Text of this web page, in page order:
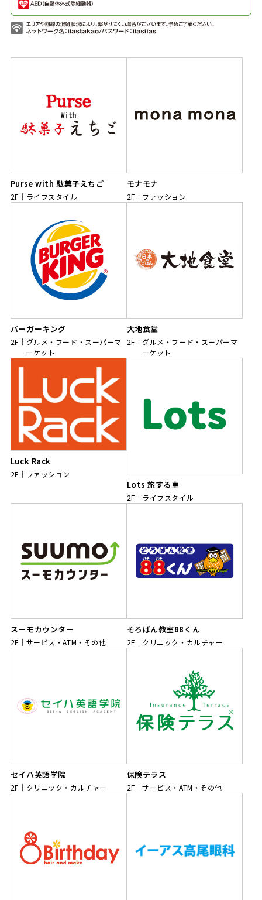
Purse with 駄菓子えちご
2F ライフスタイル
モナモナ
2F ファッション
バーガーキング
2F
グルメ・フード・スーパーマ
ーケット
大地食堂
2F
グルメ・フード・スーパーマ
ーケット
Luck Rack
2F ファッション
Lots 旅する車
2F ライフスタイル
スーモカウンター
2F サービス・ATM・その他
そろばん教室88くん
2F クリニック・カルチャー
セイハ英語学院
2F クリニック・カルチャー
保険テラス
2F サービス・ATM・その他